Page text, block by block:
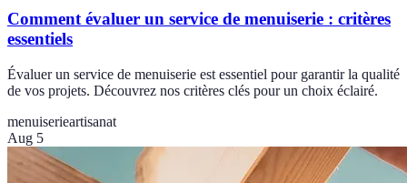
Comment évaluer un service de menuiserie : critères
essentiels
Évaluer un service de menuiserie est essentiel pour garantir la qualité
de vos projets. Découvrez nos critères clés pour un choix éclairé.
menuiserieartisanat
Aug 5